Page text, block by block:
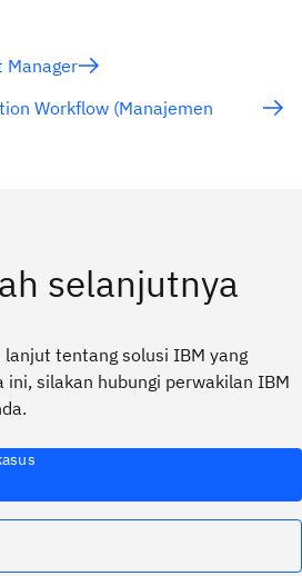
Manager
Workflow (Manajemen
selanjutnya
tentang solusi IBM yang
silakan hubungi perwakilan IBM